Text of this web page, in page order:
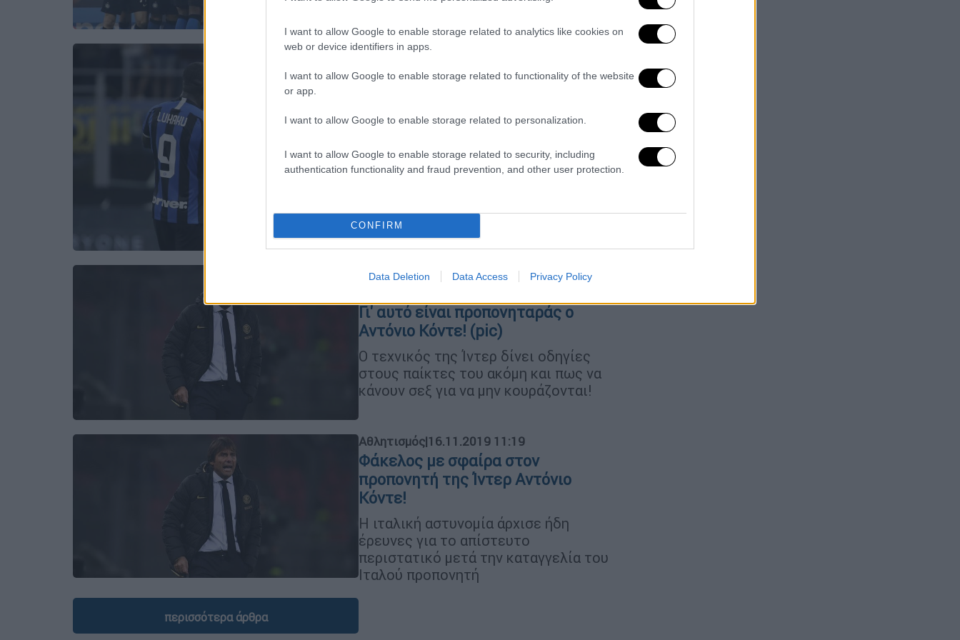
I want to allow Google to enable storage related to analytics like cookies on
web or device identifiers in apps.
I want to allow Google to enable storage related to functionality of the website
or app.
I want to allow Google to enable storage related to personalization.
I want to allow Google to enable storage related to security, including
authentication functionality and fraud prevention, and other user protection.
CONFIRM
Data Deletion Data Access Privacy Policy
καναβάτσο την παλιά του αγάπη
Αθλητισμός|24.01.2020 23:51
αποθέωσε
Ο Ρομέλου Λουκάκου μίλησε για τον
τρόπο με τον οποίο ο Αντόνιο Κόντε
σχόλια... αφύπνισης
Γι' αυτό είναι προπονηταράς ο
Αντόνιο Κόντε! (pic)
Ο τεχνικός της Ίντερ δίνει οδηγίες
στους παίκτες του ακόμη και πως να
κάνουν σεξ για να μην κουράζονται!
Αθλητισμός|16.11.2019 11:19
Φάκελος με σφαίρα στον
προπονητή της Ίντερ Αντόνιο
Κόντε!
Η ιταλική αστυνομία άρχισε ήδη
έρευνες για το απίστευτο
περιστατικό μετά την καταγγελία του
Ιταλού προπονητή
περισσότερα άρθρα